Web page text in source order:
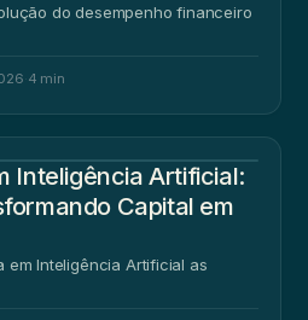
do desempenho financeiro
4 min
Inteligência Artificial:
Capital em
em Inteligência Artificial as